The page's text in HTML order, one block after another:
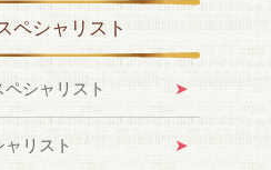
ペシャリスト
シャリスト
リスト